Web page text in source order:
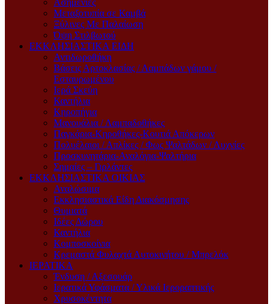
Ασημένιες
Μεταξοτυπία σε Καμβά
Ξύλινες Με Παλαίωση
Όψη Στιλβωτού
ΕΚΚΛΗΣΙΑΣΤΙΚΑ ΕΙΔΗ
Αντιδωροθήκη
Βάσεις Αρτοκλασίας / Λαμπάδων γάμου /
Εσταυρωμένου
Ιερά Σκεύη
Καντήλια
Κηροπήγια
Μανουάλια / Λαμπαδοθήκες
Παγκάρια-Κηροθήκες-Κουτιά Απόκερων
Πολυέλαιοι / Απλίκες / Φως Ψαλτάδων / Λυχνίες
Προσκυνητάρια-Αναλόγια-Ψαλτήρια
Σημαίες – Γιρλάντες
ΕΚΚΛΗΣΙΑΣΤΙΚΑ ΟΙΚΙΑΣ
Αναλώσιμα
Εκκλησιαστικά Είδη Διακόσμησης
Θυμιατά
Ιδέες Δώρου
Καντήλια
Κομποσκοίνια
Κρεμαστά Φυλαχτά Αυτοκινήτου / Μπρελόκ
ΙΕΡΑΤΙΚΑ
Ένδυση / Αξεσουάρ
Ιερατικά Υφάσματα / Υλικά Ιεροραπτικής
Χρυσοκέντητα